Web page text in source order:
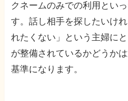
クネームのみでの利用とい
す。話し相手を探したいけ
れたくない」という主婦に
が整備されているかどうか
基準になります。